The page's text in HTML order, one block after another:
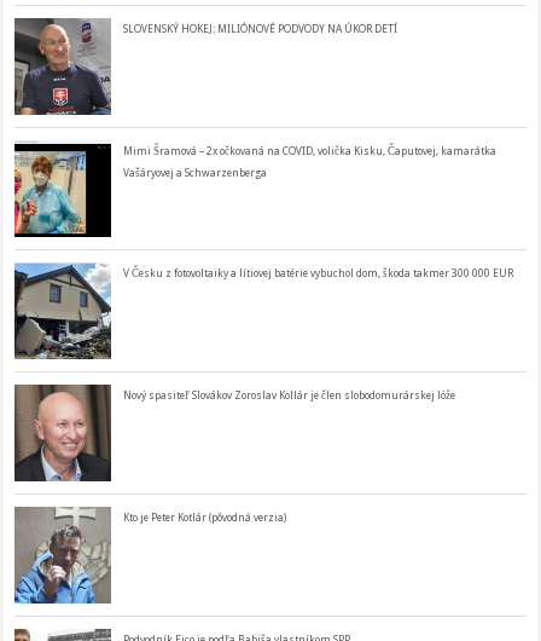
SLOVENSKÝ HOKEJ: MILIÓNOVÉ PODVODY NA ÚKOR DETÍ
Mimi Šramová – 2x očkovaná na COVID, volička Kisku, Čaputovej, kamarátka
Vašáryovej a Schwarzenberga
V Česku z fotovoltaiky a lítiovej batérie vybuchol dom, škoda takmer 300 000 EUR
Nový spasiteľ Slovákov Zoroslav Kollár je člen slobodomurárskej lóže
Kto je Peter Kotlár (pôvodná verzia)